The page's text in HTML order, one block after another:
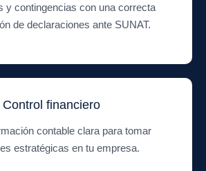
y contingencias con una correcta
de declaraciones ante SUNAT.
Control financiero
contable clara para tomar
estratégicas en tu empresa.